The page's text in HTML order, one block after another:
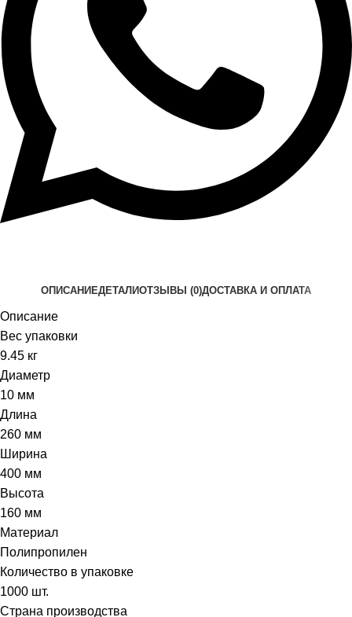
ОПИСАНИЕДЕТАЛИОТЗЫВЫ (0)ДОСТАВКА И ОПЛАТА
Описание
Вес упаковки
9.45 кг
Диаметр
10 мм
Длина
260 мм
Ширина
400 мм
Высота
160 мм
Материал
Полипропилен
Количество в упаковке
1000 шт.
Страна производства